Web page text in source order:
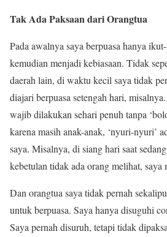
Tak Ada Paksaan dari Orangtua
Pada awalnya saya berpuasa hanya
kemudian menjadi kebiasaan. Tidak
daerah lain, di waktu kecil saya tidak
diajari berpuasa setengah hari,
wajib dilakukan sehari penuh tanpa
karena masih anak-anak, ‘nyuri-nyuri’
saya. Misalnya, di siang hari saat
kebetulan tidak ada orang melihat, saya
Dan orangtua saya tidak pernah
untuk berpuasa. Saya hanya disuguhi
Saya pernah disuruh, tetapi tidak